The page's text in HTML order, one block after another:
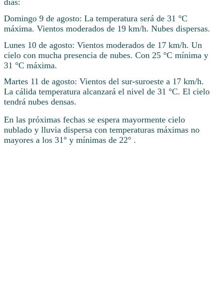
Domingo 9 de agosto: La temperatura será de 31 °C
máxima. Vientos moderados de 19 km/h. Nubes dispersas.
Lunes 10 de agosto: Vientos moderados de 17 km/h. Un
cielo con mucha presencia de nubes. Con 25 °C mínima y
31 °C máxima.
Martes 11 de agosto: Vientos del sur-suroeste a 17 km/h.
La cálida temperatura alcanzará el nivel de 31 °C. El cielo
tendrá nubes densas.
En las próximas fechas se espera mayormente cielo
nublado y lluvia dispersa con temperaturas máximas no
mayores a los 31° y mínimas de 22° .